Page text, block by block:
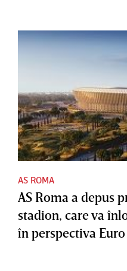
AS ROMA
AS Roma a depus
stadion, care va
în perspectiva